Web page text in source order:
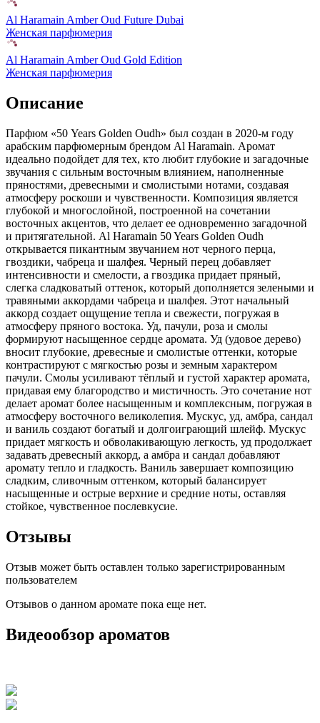
Al Haramain Amber Oud Future Dubai
Женская парфюмерия
Al Haramain Amber Oud Gold Edition
Женская парфюмерия
Описание
Парфюм «50 Years Golden Oudh» был создан в 2020-м году
арабским парфюмерным брендом Al Haramain. Аромат
идеально подойдет для тех, кто любит глубокие и загадочные
звучания с сильным восточным влиянием, наполненные
пряностями, древесными и смолистыми нотами, создавая
атмосферу роскоши и чувственности. Композиция является
глубокой и многослойной, построенной на сочетании
восточных акцентов, что делает ее одновременно загадочной
и притягательной. Al Haramain 50 Years Golden Oudh
открывается пикантным звучанием нот черного перца,
гвоздики, чабреца и шалфея. Черный перец добавляет
интенсивности и смелости, а гвоздика придает пряный,
слегка сладковатый оттенок, который дополняется зелеными и
травяными аккордами чабреца и шалфея. Этот начальный
аккорд создает ощущение тепла и свежести, погружая в
атмосферу пряного востока. Уд, пачули, роза и смолы
формируют насыщенное сердце аромата. Уд (удовое дерево)
вносит глубокие, древесные и смолистые оттенки, которые
контрастируют с мягкостью розы и земным характером
пачули. Смолы усиливают тёплый и густой характер аромата,
придавая ему благородство и мистичность. Это сочетание нот
делает аромат более насыщенным и комплексным, погружая в
атмосферу восточного великолепия. Мускус, уд, амбра, сандал
и ваниль создают богатый и долгоиграющий шлейф. Мускус
придает мягкость и обволакивающую легкость, уд продолжает
задавать древесный аккорд, а амбра и сандал добавляют
аромату тепло и гладкость. Ваниль завершает композицию
сладким, сливочным оттенком, который балансирует
насыщенные и острые верхние и средние ноты, оставляя
стойкое, чувственное послевкусие.
Отзывы
Отзыв может быть оставлен только зарегистрированным
пользователем
Отзывов о данном аромате пока еще нет.
Видеообзор ароматов